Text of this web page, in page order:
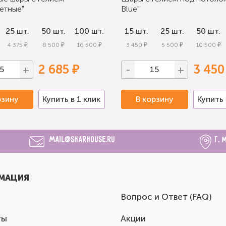
25 шт.
4 375 ₽
50 шт.
8 500 ₽
100 шт.
16 500 ₽
+ 2 685 ₽
Купить в 1 клик
Blue"
15 шт.
3 450 ₽
25 шт.
5 500 ₽
50 шт.
10 500 ₽
- + 3
В корзину Купить
mail@sharhouse.ru г.
Вопрос и Ответ (FAQ)
Акции